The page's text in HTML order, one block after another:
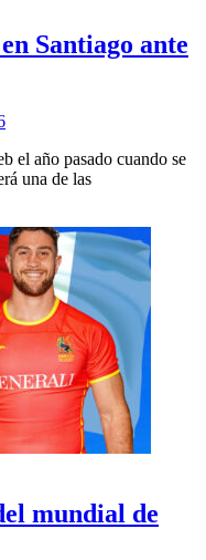
Santiago ante
el año pasado cuando se
una de las
mundial de